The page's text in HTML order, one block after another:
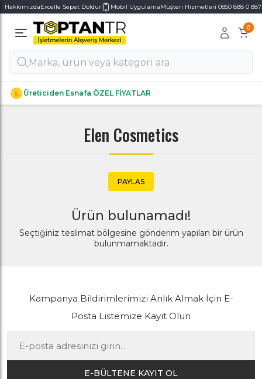
HakkımızdaExcelle Sepet Doldur Mobil UygulamaMüşteri Hizmetleri 0850 888 0 887
0
Üreticiden Esnafa ÖZEL FİYATLAR
Alt Kategoriler
Alt Kategoriler
Elen Cosmetics
PAYLAS
Ürün bulunamadı!
Seçtiğiniz teslimat bölgesine gönderim yapılan bir ürün
bulunmamaktadır.
Kampanya Bildirimlerimizi Anlık Almak İçin E-
Posta Listemize Kayıt Olun
E-BÜLTENE KAYIT OL